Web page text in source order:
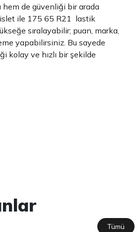
hem de güvenliği bir arada
ile 175 65 R21 lastik
sıralayabilir; puan, marka,
yapabilirsiniz. Bu sayede
kolay ve hızlı bir şekilde
Tümü